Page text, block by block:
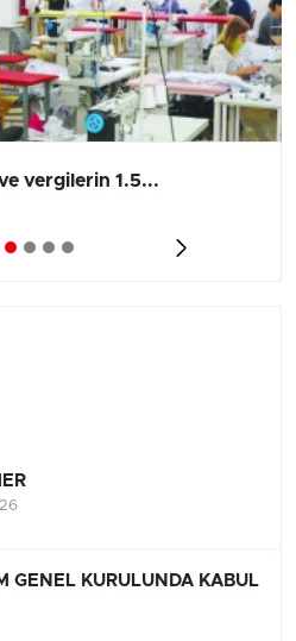
Barış yatırımı,
GENEL KURULUNDA KABUL